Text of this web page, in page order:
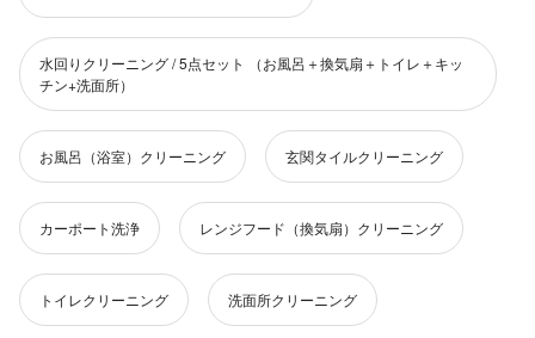
水回りクリーニング / 5点セット （お風呂＋換気扇＋トイレ＋キッ
チン+洗面所）
お風呂（浴室）クリーニング 玄関タイルクリーニング
カーポート洗浄 レンジフード（換気扇）クリーニング
トイレクリーニング 洗面所クリーニング